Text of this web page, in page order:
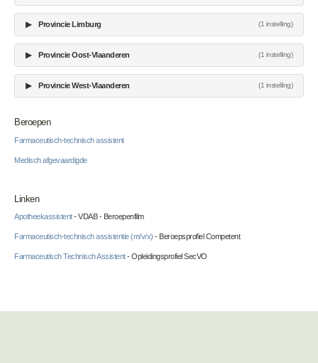
▶ Provincie Limburg (1 instelling)
▶ Provincie Oost-Vlaanderen (1 instelling)
▶ Provincie West-Vlaanderen (1 instelling)
Beroepen
Farmaceutisch-technisch assistent
Medisch afgevaardigde
Linken
Apotheekassistent- VDAB - Beroepenfilm
Farmaceutisch-technisch assistentie (m/v/x) - Beroepsprofiel Competent
Farmaceutisch Technisch Assistent- Opleidingsprofiel SecVO